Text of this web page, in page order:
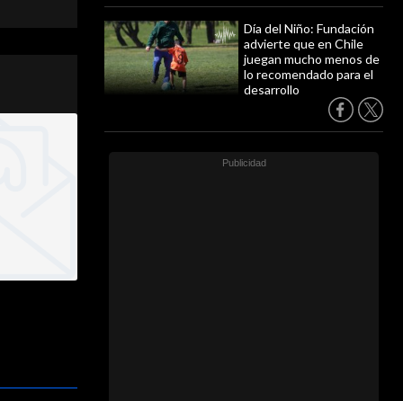
Día del Niño: Fundación
advierte que en Chile
juegan mucho menos de
lo recomendado para el
desarrollo